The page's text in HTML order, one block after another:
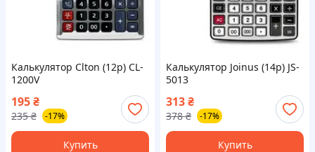
Калькулятор Clton (12р) CL-
1200V
195₴
235 ₴ -17%
Купить
Калькулятор Joinus (14р) JS-
5013
313₴
378 ₴ -17%
Купить